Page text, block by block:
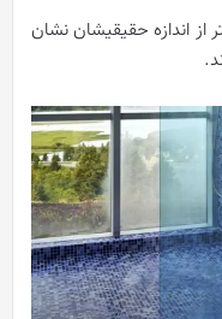
اندازه حقیقیشان نشان